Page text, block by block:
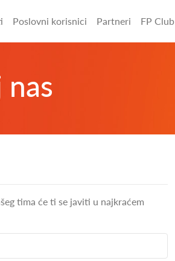
Poslovni korisnici Partneri FP Club
tima će ti se javiti u najkraćem